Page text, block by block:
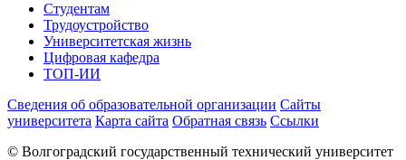
Студентам
Трудоустройство
Университетская жизнь
Цифровая кафедра
ТОП-ИИ
Сведения об образовательной организации Сайты
университета Карта сайта Обратная связь Ссылки
© Волгоградский государственный технический университет